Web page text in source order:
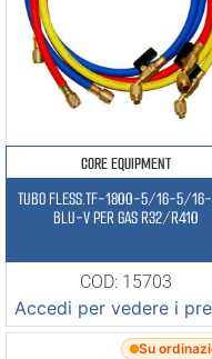
CORE EQUIPMENT
TUBO FLESS.TF-1800-5/16-5/
BLU-V PER GAS R32/R410
COD: 15703
Accedi per vedere i
Su